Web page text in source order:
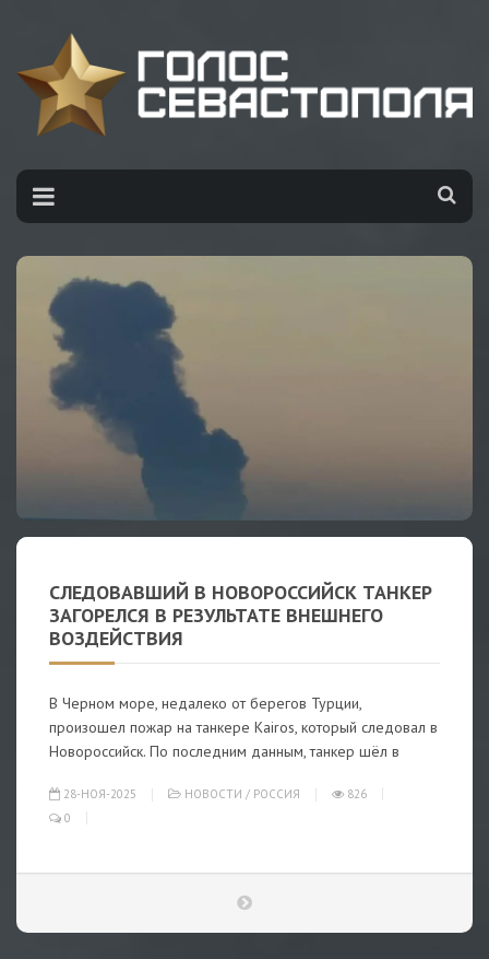
СЛЕДОВАВШИЙ В НОВОРОССИЙСК ТАНКЕР
ЗАГОРЕЛСЯ В РЕЗУЛЬТАТЕ ВНЕШНЕГО
ВОЗДЕЙСТВИЯ
В Черном море, недалеко от берегов Турции,
произошел пожар на танкере Kairos, который следовал в
Новороссийск. По последним данным, танкер шёл в
28-НОЯ-2025 НОВОСТИ / РОССИЯ
826
0